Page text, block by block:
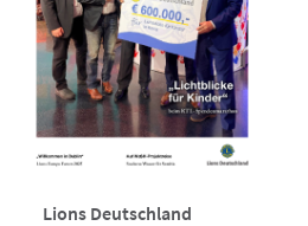
Lions Deutschland